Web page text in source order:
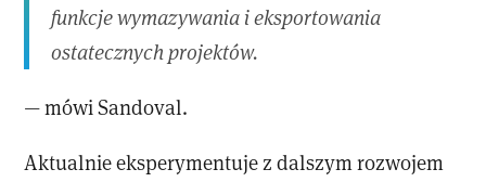
funkcje wymazywania i eksportowania
ostatecznych projektów.
— mówi Sandoval.
Aktualnie eksperymentuje z dalszym rozwojem